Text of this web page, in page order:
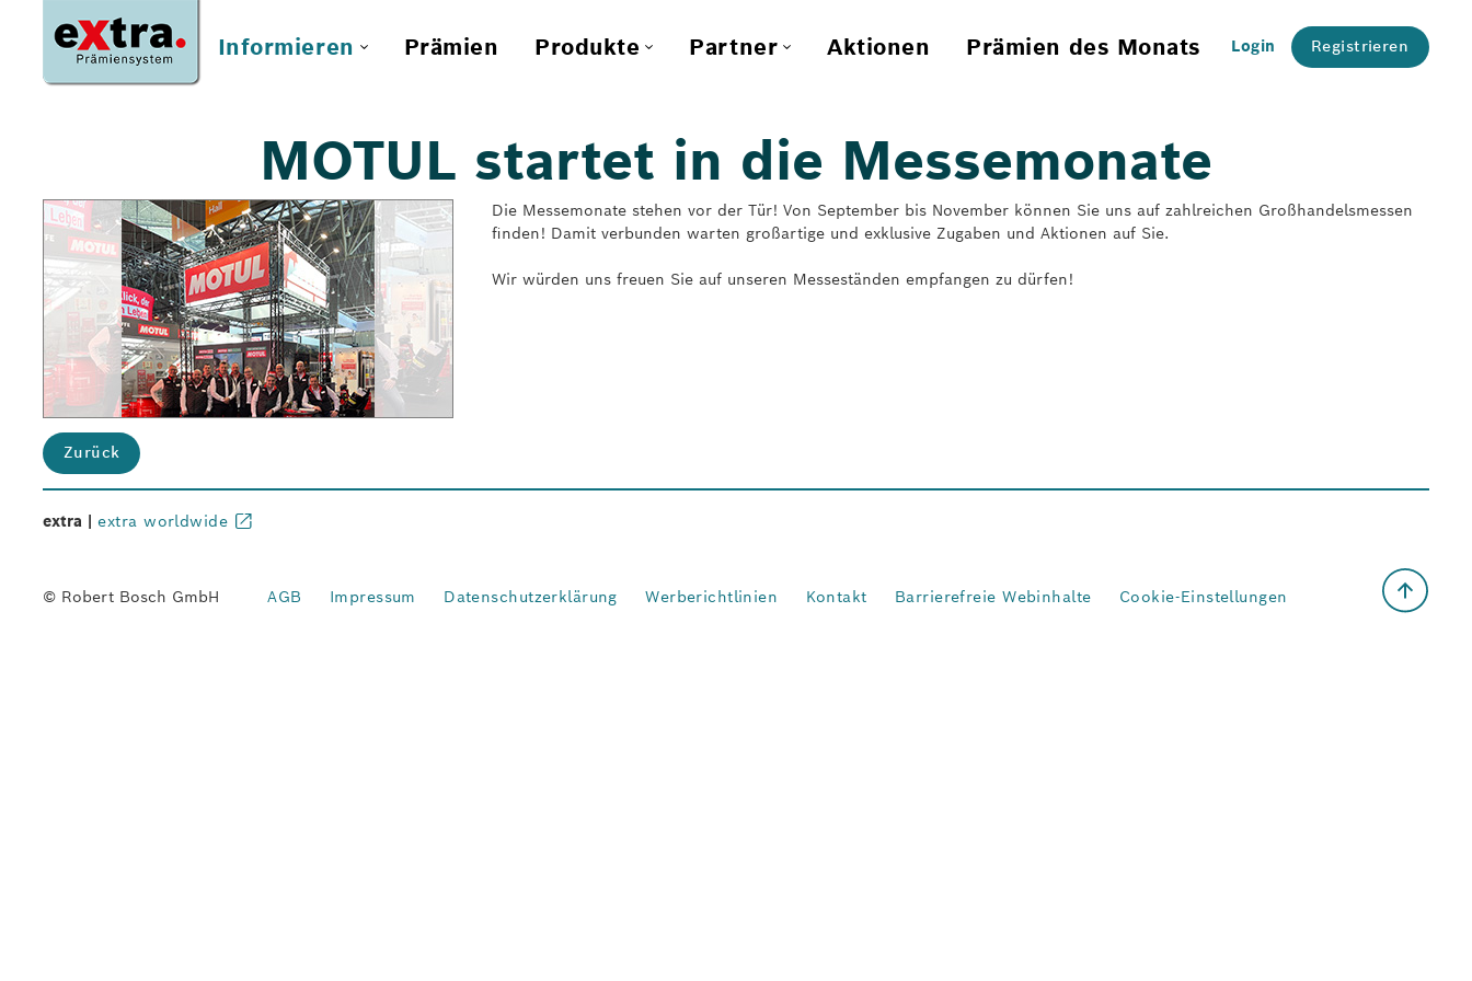
Informieren Prämien Produkte Partner Aktionen Prämien des Monats Login Registrieren
MOTUL startet in die Messemonate
Die Messemonate stehen vor der Tür! Von September bis November können Sie uns auf zahlreichen Großhandelsmessen
finden! Damit verbunden warten großartige und exklusive Zugaben und Aktionen auf Sie.
Wir würden uns freuen Sie auf unseren Messeständen empfangen zu dürfen!
Zurück
extra |extra worldwide
© Robert Bosch GmbH AGB Impressum Datenschutzerklärung Werberichtlinien Kontakt Barrierefreie Webinhalte Cookie-Einstellungen